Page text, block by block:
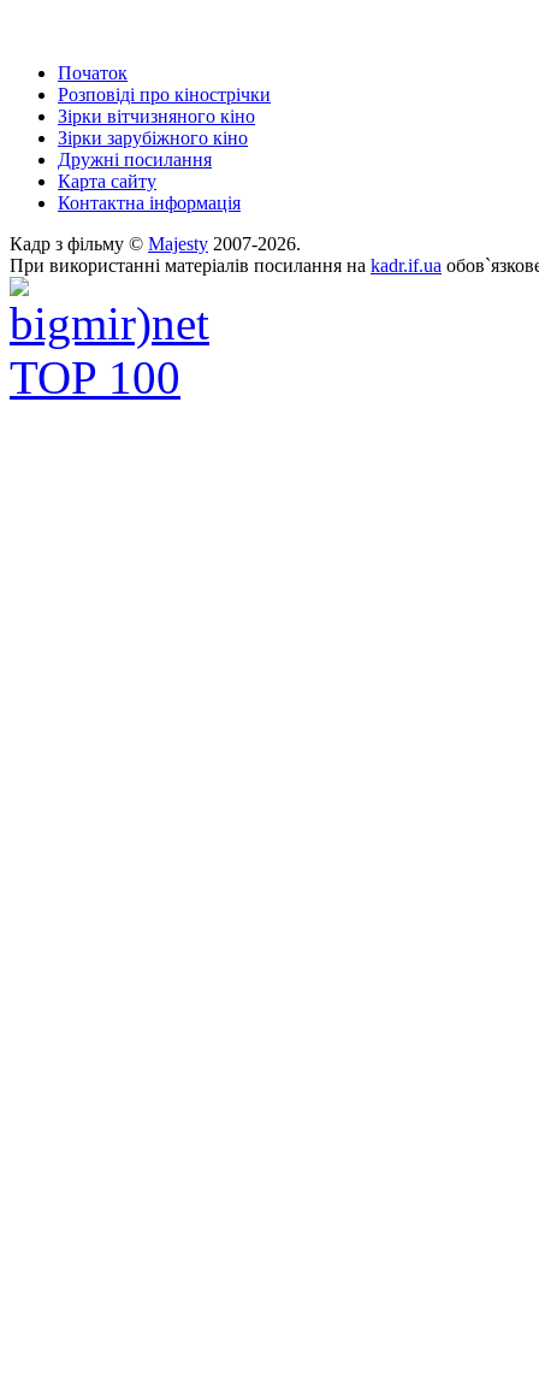
Початок
Розповіді про кінострічки
Зірки вітчизняного кіно
Зірки зарубіжного кіно
Дружні посилання
Карта сайту
Контактна інформація
Кадр з фільму © Majesty 2007-2026.
При використанні матеріалів посилання на kadr.if.ua